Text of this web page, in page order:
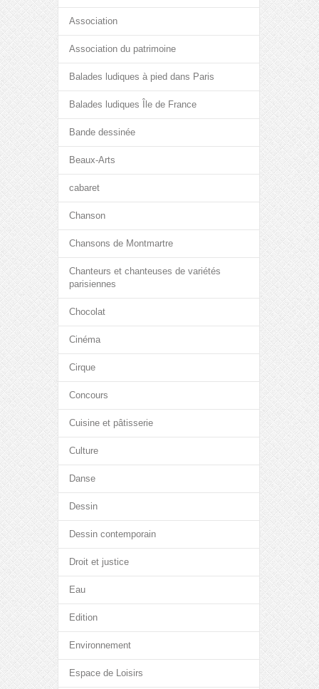
Association
Association du patrimoine
Balades ludiques à pied dans Paris
Balades ludiques Île de France
Bande dessinée
Beaux-Arts
cabaret
Chanson
Chansons de Montmartre
Chanteurs et chanteuses de variétés
parisiennes
Chocolat
Cinéma
Cirque
Concours
Cuisine et pâtisserie
Culture
Danse
Dessin
Dessin contemporain
Droit et justice
Eau
Edition
Environnement
Espace de Loisirs